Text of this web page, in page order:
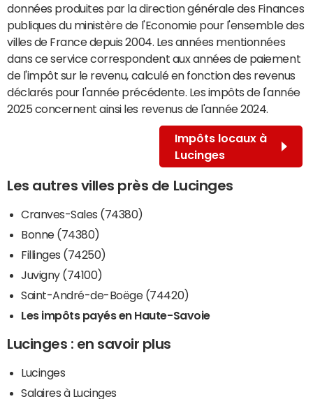
données produites par la direction générale des Finances
publiques du ministère de l'Economie pour l'ensemble des
villes de France depuis 2004. Les années mentionnées
dans ce service correspondent aux années de paiement
de l'impôt sur le revenu, calculé en fonction des revenus
déclarés pour l'année précédente. Les impôts de l'année
2025 concernent ainsi les revenus de l'année 2024.
Impôts locaux à
Lucinges
Les autres villes près de Lucinges
Cranves-Sales (74380)
Bonne (74380)
Fillinges (74250)
Juvigny (74100)
Saint-André-de-Boëge (74420)
Les impôts payés en Haute-Savoie
Lucinges : en savoir plus
Lucinges
Salaires à Lucinges